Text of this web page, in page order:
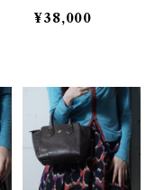
ィヴィアンウエ
ストウッド オ
ショルダーバッ
グ black
¥38,000